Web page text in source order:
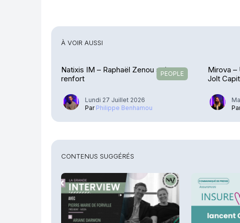
À VOIR AUSSI
PEOPLE
Natixis IM – Raphaël Zenou arrive en
renfort
Lundi 27 Juillet 2026
Par Philippe Benhamou
Mirova –
Jolt
CONTENUS SUGGÉRÉS